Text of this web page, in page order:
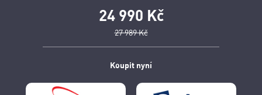
24 990 Kč
27 989 Kč
Koupit nyní